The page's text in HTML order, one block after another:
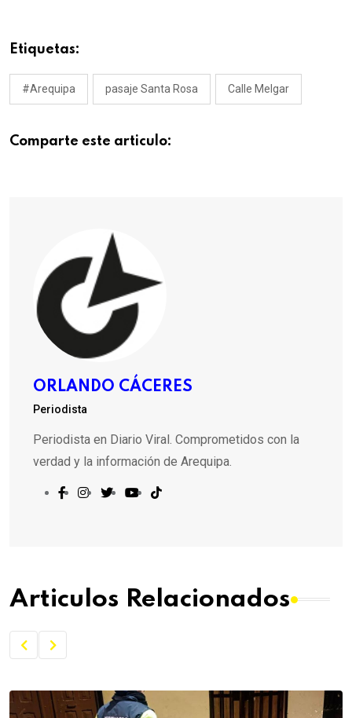
Etiquetas:
#Arequipa pasaje Santa Rosa Calle Melgar
Comparte este articulo:
ORLANDO CÁCERES
Periodista
Periodista en Diario Viral. Comprometidos con la
verdad y la información de Arequipa.
Articulos Relacionados